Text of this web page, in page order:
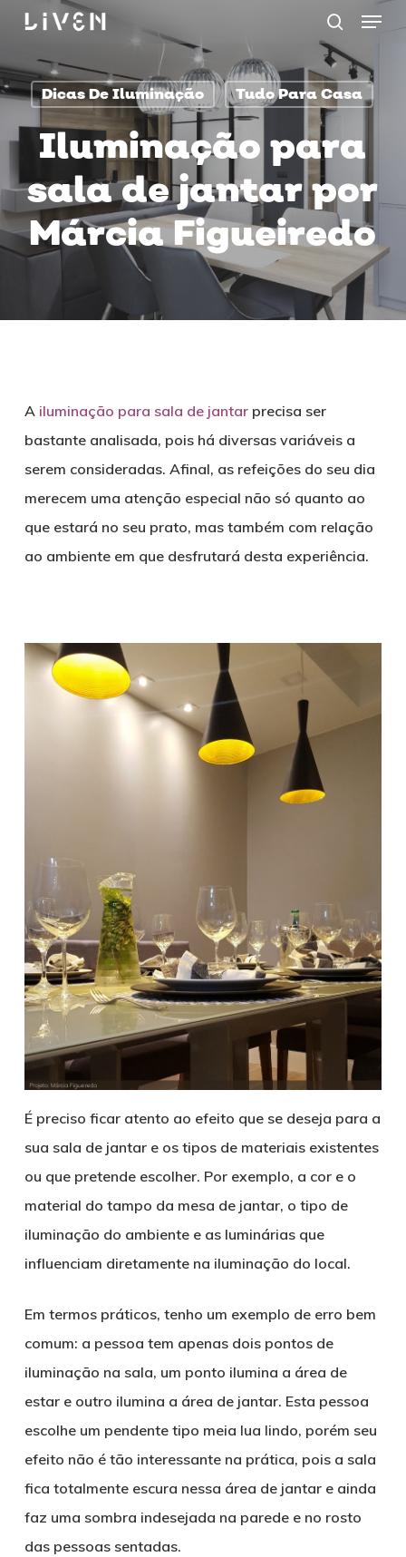
Skip
main
content
Menu
Dicas De Iluminação Tudo Para Casa
Iluminação para
sala de jantar por
Márcia Figueiredo
A iluminação para sala de jantarprecisa ser
bastante analisada, pois há diversas variáveis a
serem consideradas. Afinal, as refeições do seu dia
merecem uma atenção especial não só quanto ao
que estará no seu prato, mas também com relação
ao ambiente em que desfrutará desta experiência.
É preciso ficar atento ao efeito que se deseja para a
sua sala de jantar e os tipos de materiais existentes
ou que pretende escolher. Por exemplo, a cor e o
material do tampo da mesa de jantar, o tipo de
iluminação do ambiente e as luminárias que
influenciam diretamente na iluminação do local.
Em termos práticos, tenho um exemplo de erro bem
comum: a pessoa tem apenas dois pontos de
iluminação na sala, um ponto ilumina a área de
estar e outro ilumina a área de jantar. Esta pessoa
escolhe um pendente tipo meia lua lindo, porém seu
efeito não é tão interessante na prática, pois a sala
fica totalmente escura nessa área de jantar e ainda
faz uma sombra indesejada na parede e no rosto
das pessoas sentadas.